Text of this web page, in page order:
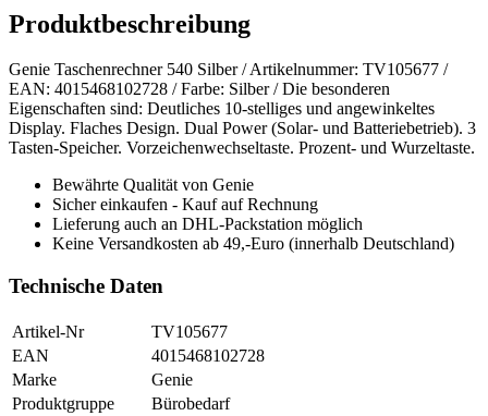
Produktbeschreibung
Genie Taschenrechner 540 Silber / Artikelnummer: TV105677 /
EAN: 4015468102728 / Farbe: Silber / Die besonderen
Eigenschaften sind: Deutliches 10-stelliges und angewinkeltes
Display. Flaches Design. Dual Power (Solar- und Batteriebetrieb). 3
Tasten-Speicher. Vorzeichenwechseltaste. Prozent- und Wurzeltaste.
Bewährte Qualität von Genie
Sicher einkaufen - Kauf auf Rechnung
Lieferung auch an DHL-Packstation möglich
Keine Versandkosten ab 49,-Euro (innerhalb Deutschland)
Technische Daten
Artikel-Nr
TV105677
EAN
4015468102728
Marke
Genie
Produktgruppe
Bürobedarf